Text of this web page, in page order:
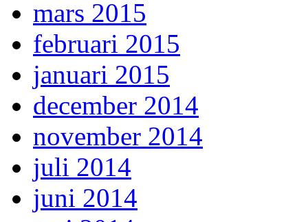
mars 2015
februari 2015
januari 2015
december 2014
november 2014
juli 2014
juni 2014